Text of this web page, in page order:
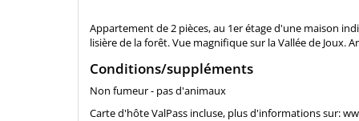
Appartement de 2 pièces, au 1er étage d'une maison
lisière de la forêt. Vue magnifique sur la Vallée de Joux.
Conditions/suppléments
Non fumeur - pas d'animaux
Carte d'hôte ValPass incluse, plus d'informations sur: